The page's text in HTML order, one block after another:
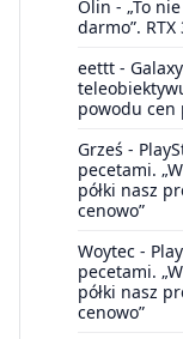
Olin - „To
darmo”.
eettt -
powodu cen
Grześ -
pecetami.
półki nasz
cenowo”
Woytec -
pecetami.
półki nasz
cenowo”